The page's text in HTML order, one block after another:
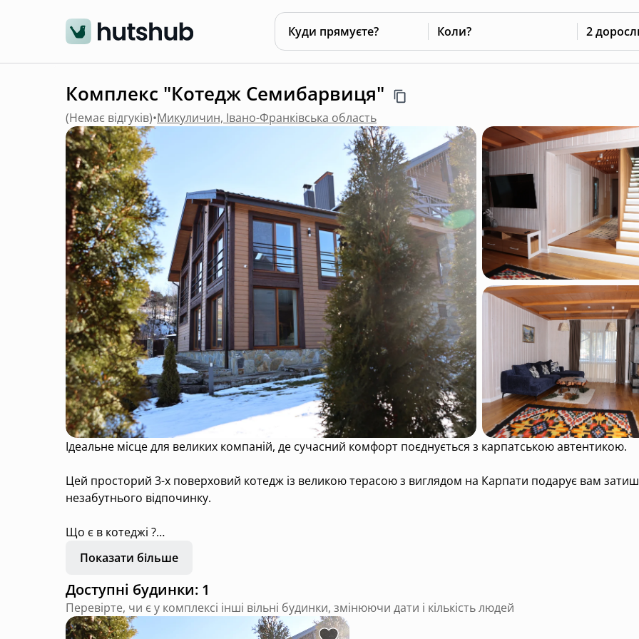
Куди прямуєте? Коли? 2
Комплекс "Котедж Семибарвиця"
(Немає відгуків)•Микуличин, Івано-Франківська область
Ідеальне місце для великих компаній, де сучасний комфорт поєднується з карпатською автентикою.
Цей просторий 3-х поверховий котедж із великою терасою з виглядом на Карпати подарує вам
незабутнього відпочинку.
Що є в котеджі ?
На нульовому поверсі:
- спортзал для активного відпочинку
- тенісний стіл для дружніх змагань
- вихід у двір для швидкого доступу до природи
Показати більше
Доступні будинки: 1
Перевірте, чи є у комплексі інші вільні будинки, змінюючи дати і кількість людей